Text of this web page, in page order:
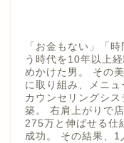
「お金もない」「
う時代を10年以上
めかけた男。 その
に取り組み、メニ
カウンセリングシ
築。 右肩上がりで
275万と伸ばせる仕
成功。 その結果、1